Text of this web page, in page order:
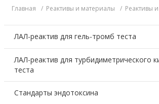
Главная Реактивы и материалы Реактивы
ЛАЛ-реактив для гель-тромб теста
ЛАЛ-реактив для турбидиметрического
теста
Стандарты эндотоксина